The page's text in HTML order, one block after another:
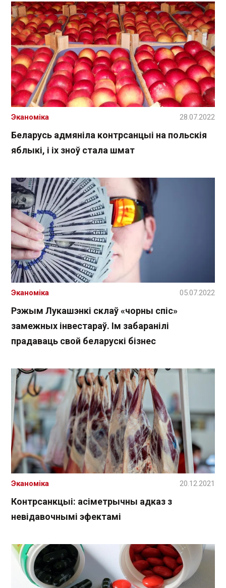
Беларусь адмяніла контрсанцыі на польскія
яблыкі, і іх зноў стала шмат
Эканоміка 28.07.2022
Рэжым Лукашэнкі склаў «чорны спіс»
замежных інвестараў. Ім забаранілі
прадаваць свой беларускі бізнес
Эканоміка 05.07.2022
Контрсанкцыі: асіметрычны адказ з
невідавочнымі эфектамі
Эканоміка 20.12.2021